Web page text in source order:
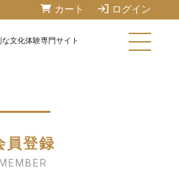
カート ログイン
文化体験専門サイト
員登録
MEMBER